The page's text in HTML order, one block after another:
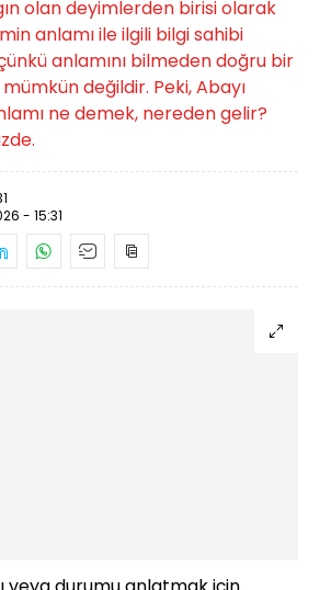
olan deyimlerden birisi olarak
anlamı ile ilgili bilgi sahibi
anlamını bilmeden doğru bir
değildir. Peki, Abayı
ne demek, nereden gelir?
- 15:31